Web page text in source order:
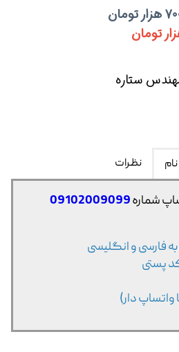
ستاره
نظرات
شماره09102009099
فارسی و انگلیسی
پستی
دار)